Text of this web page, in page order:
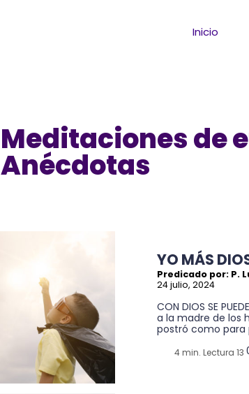
Inicio
Meditaciones de
Anécdotas
YO MÁS
Predicado por: P.
24 julio, 2024
CON DIOS SE
a la madre de los
postró como para
4 min. Lectura 13